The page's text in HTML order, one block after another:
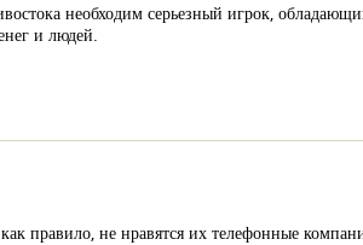
необходим серьезный игрок,
и людей.
правило, не нравятся их телефонные